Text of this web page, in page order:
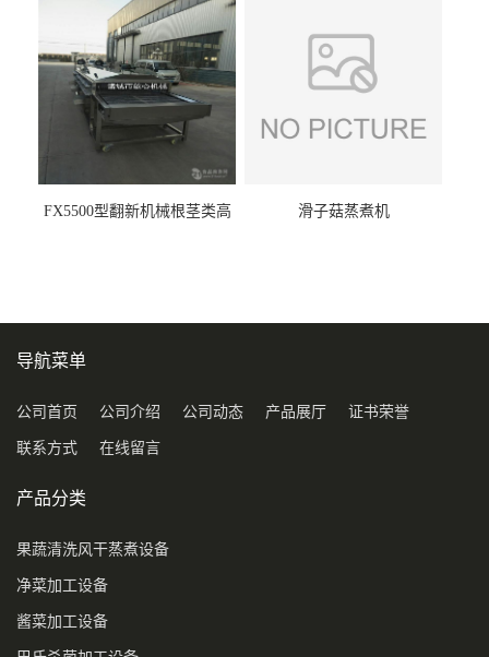
FX5500型翻新机械根茎类高
滑子菇蒸煮机
导航菜单
公司首页 公司介绍 公司动态 产品展厅 证书荣誉
联系方式 在线留言
产品分类
果蔬清洗风干蒸煮设备
净菜加工设备
酱菜加工设备